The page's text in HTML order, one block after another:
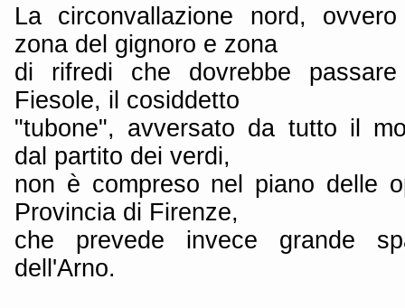
La circonvallazione nord,
zona del gignoro e zona
di rifredi che dovrebbe
Fiesole, il cosiddetto
"tubone", avversato da tutto il
dal partito dei verdi,
non è compreso nel piano delle
Provincia di Firenze,
che prevede invece grande
dell'Arno.